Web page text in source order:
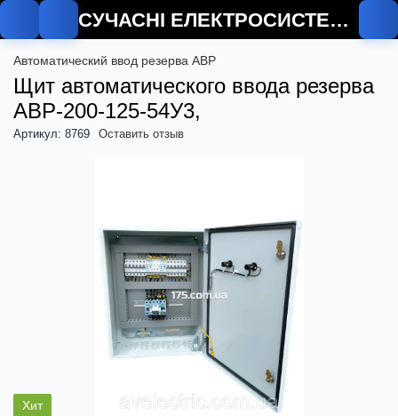
СУЧАСНІ ЕЛЕКТРОСИСТЕМИ
Автоматический ввод резерва АВР
Щит автоматического ввода резерва
АВР-200-125-54У3,
Артикул: 8769 Оставить отзыв
Хит